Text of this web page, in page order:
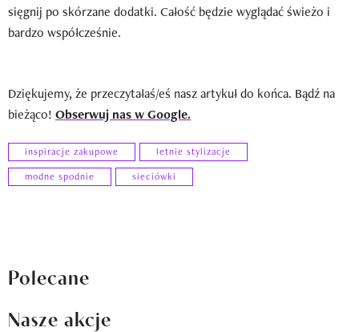
sięgnij po skórzane dodatki. Całość będzie wyglądać świeżo i
bardzo współcześnie.
Dziękujemy, że przeczytałaś/eś nasz artykuł do końca. Bądź na
bieżąco! Obserwuj nas w Google.
inspiracje zakupowe
letnie stylizacje
modne spodnie
sieciówki
Polecane
Nasze akcje